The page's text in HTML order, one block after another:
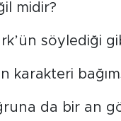
midir?
söylediği
karakteri
da bir an